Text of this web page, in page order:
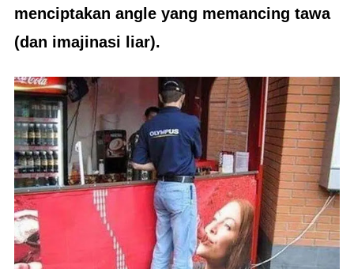
menciptakan angle yang memancing tawa
(dan imajinasi liar).